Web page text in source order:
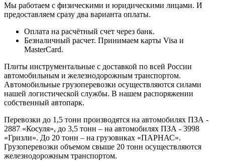
Мы работаем с физическими и юридическими лицами. И
предоставляем сразу два варианта оплаты.
Оплата на расчётный счет через банк.
Безналичный расчет. Принимаем карты Visa и
MasterCard.
Плиты инструментальные с доставкой по всей России
автомобильным и железнодорожным транспортом.
Автомобильные грузоперевозки осуществляются силами
нашей логистической службы. В нашем распоряжении
собственный автопарк.
Перевозки до 1,5 тонн производятся на автомобилях ПЗА -
2887 «Косуля», до 3,5 тонн – на автомобилях ПЗА - 3998
«Гризли». До 20 тонн – на грузовиках «ПАРНАС».
Грузоперевозки объемом свыше 20 тонн осуществляются
железнодорожным транспортом.